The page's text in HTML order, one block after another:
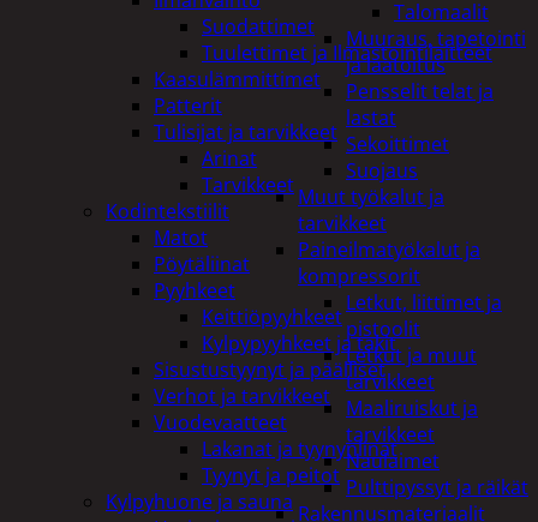
Talomaalit
Muuraus, tapetointi
ja laatoitus
Pensselit telat ja
lastat
Sekoittimet
Suojaus
Muut työkalut ja
tarvikkeet
Paineilmatyökalut ja
kompressorit
Letkut, liittimet ja
pistoolit
Letkut ja muut
tarvikkeet
Maaliruiskut ja
tarvikkeet
Naulaimet
Pulttipyssyt ja räikät
Rakennusmateriaalit
Suodattimet
Tuulettimet ja Ilmastointilaitteet
Kaasulämmittimet
Patterit
Tulisijat ja tarvikkeet
Arinat
Tarvikkeet
Kodintekstiilit
Matot
Pöytäliinat
Pyyhkeet
Keittiöpyyhkeet
Kylpypyyhkeet ja takit
Sisustustyynyt ja päälliset
Verhot ja tarvikkeet
Vuodevaatteet
Lakanat ja tyynynlinat
Tyynyt ja peitot
Kylpyhuone ja sauna